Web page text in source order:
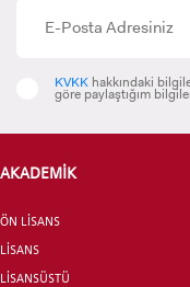
KVKK hakkındaki
göre paylaştığım
AKADEMİK
ÖN LİSANS
LİSANS
LİSANSÜSTÜ